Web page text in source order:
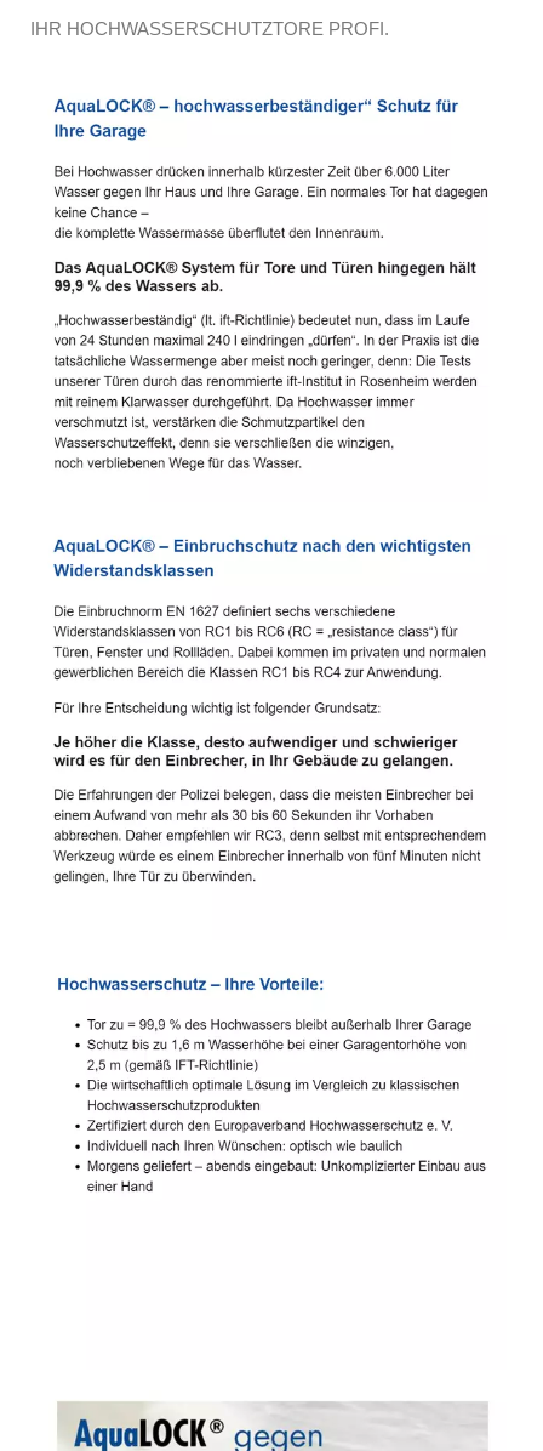
IHR HOCHWASSERSCHUTZTORE PROFI.